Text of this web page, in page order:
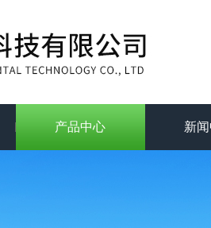
产品中心 新